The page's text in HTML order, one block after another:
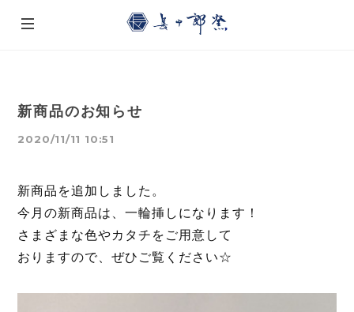
新商品のお知らせ
2020/11/11 10:51
新商品を追加しました。
今月の新商品は、一輪挿しになります！
さまざまな色やカタチをご用意して
おりますので、ぜひご覧ください☆